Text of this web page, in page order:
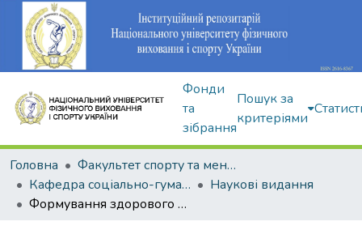
Фонди
та
зібрання
Пошук за
критеріями
Головна
Факультет спорту та менеджменту
Кафедра соціально-гуманітарних дисциплін
Наукові видання
Формування здорового способу життя вихованок інституту шляхетних дівчат в Україні (ХІХ – поч. ХХ ст.)